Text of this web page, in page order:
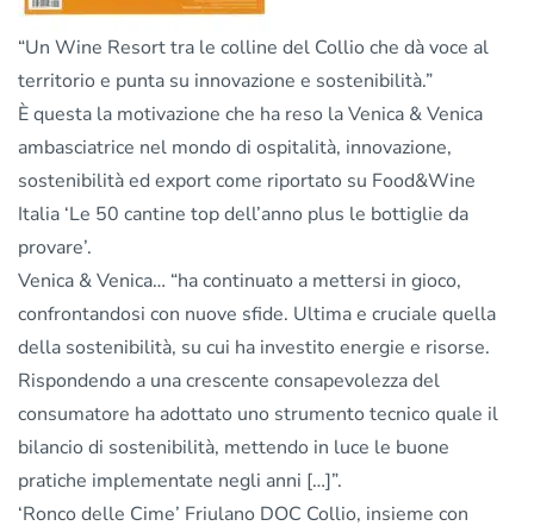
“Un Wine Resort tra le colline del Collio che dà voce al
territorio e punta su innovazione e sostenibilità.”
È questa la motivazione che ha reso la Venica & Venica
ambasciatrice nel mondo di ospitalità, innovazione,
sostenibilità ed export come riportato su Food&Wine
Italia ‘Le 50 cantine top dell’anno plus le bottiglie da
provare’.
Venica & Venica… “ha continuato a mettersi in gioco,
confrontandosi con nuove sfide. Ultima e cruciale quella
della sostenibilità, su cui ha investito energie e risorse.
Rispondendo a una crescente consapevolezza del
consumatore ha adottato uno strumento tecnico quale il
bilancio di sostenibilità, mettendo in luce le buone
pratiche implementate negli anni […]”.
‘Ronco delle Cime’ Friulano DOC Collio, insieme con